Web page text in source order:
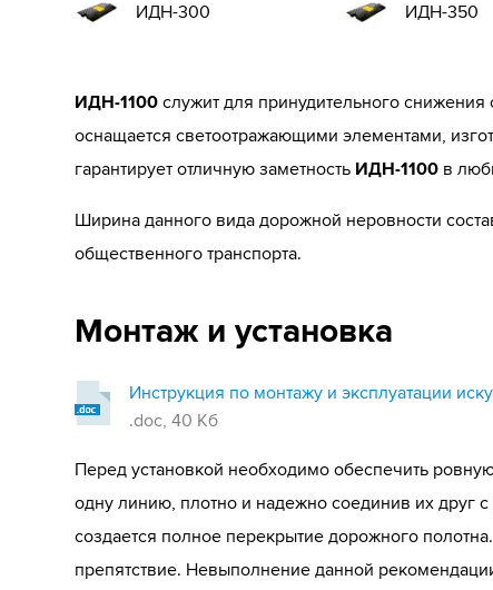
ИДН-300 ИДН-350
ИДН-1100 служит для принудительного
оснащается светоотражающими элементами,
гарантирует отличную заметность ИДН-1100 в
Ширина данного вида дорожной неровности
общественного транспорта.
Монтаж и установка
Инструкция по монтажу и эксплуатации
.doc, 40 Кб
Перед установкой необходимо обеспечить
одну линию, плотно и надежно соединив их друг
создается полное перекрытие дорожного
препятствие. Невыполнение данной